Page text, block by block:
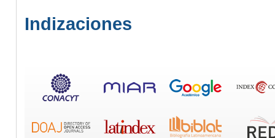
Indizaciones